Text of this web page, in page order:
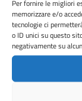
Per fornire le migliori
memorizzare e/o
tecnologie ci
o ID unici su questo
negativamente su